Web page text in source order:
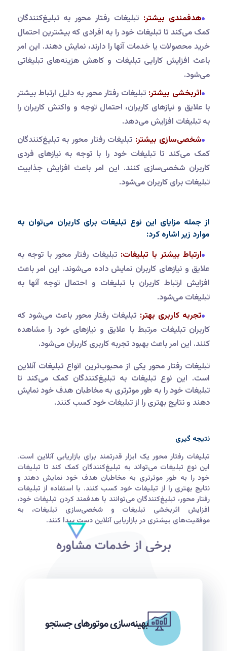
هدفمندی بیشتر: تبلیغات رفتار محور به تبلیغ‌کنندگان
کمک می‌کند تا تبلیغات خود را به افرادی که بیشترین احتمال
خرید محصولات یا خدمات آنها را دارند، نمایش دهند. این امر
باعث افزایش کارایی تبلیغات و کاهش هزینه‌های تبلیغاتی
می‌شود.
اثربخشی بیشتر: تبلیغات رفتار محور به دلیل ارتباط بیشتر
با علایق و نیازهای کاربران، احتمال توجه و واکنش کاربران را
به تبلیغات افزایش می‌دهد.
شخصی‌سازی بیشتر: تبلیغات رفتار محور به تبلیغ‌کنندگان
کمک می‌کند تا تبلیغات خود را با توجه به نیازهای فردی
کاربران شخصی‌سازی کنند. این امر باعث افزایش جذابیت
تبلیغات برای کاربران می‌شود.
از جمله مزایای این نوع تبلیغات برای کاربران می‌توان به
موارد زیر اشاره کرد:
ارتباط بیشتر با تبلیغات: تبلیغات رفتار محور با توجه به
علایق و نیازهای کاربران نمایش داده می‌شوند. این امر باعث
افزایش ارتباط کاربران با تبلیغات و احتمال توجه آنها به
تبلیغات می‌شود.
تجربه کاربری بهتر: تبلیغات رفتار محور باعث می‌شود که
کاربران تبلیغات مرتبط با علایق و نیازهای خود را مشاهده
کنند. این امر باعث بهبود تجربه کاربری کاربران می‌شود.
تبلیغات رفتار محور یکی از محبوب‌ترین انواع تبلیغات آنلاین
است. این نوع تبلیغات به تبلیغ‌کنندگان کمک می‌کند تا
تبلیغات خود را به طور موثرتری به مخاطبان هدف خود نمایش
دهند و نتایج بهتری را از تبلیغات خود کسب کنند.
نتیجه گیری
تبلیغات رفتار محور یک ابزار قدرتمند برای بازاریابی آنلاین است.
این نوع تبلیغات می‌تواند به تبلیغ‌کنندگان کمک کند تا تبلیغات
خود را به طور موثرتری به مخاطبان هدف خود نمایش دهند و
نتایج بهتری را از تبلیغات خود کسب کنند. با استفاده از تبلیغات
رفتار محور، تبلیغ‌کنندگان می‌توانند با هدفمند کردن تبلیغات خود،
افزایش اثربخشی تبلیغات و شخصی‌سازی تبلیغات، به
موفقیت‌های بیشتری در بازاریابی آنلاین دست پیدا کنند.
برخی از خدمات مشاوره
بهینه‌سازی موتورهای جستجو